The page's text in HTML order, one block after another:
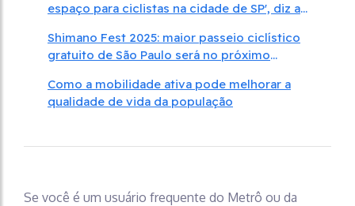
espaço para ciclistas na cidade de SP', diz a
Shimano Fest 2025: maior passeio ciclístico
gratuito de São Paulo será no próximo
Como a mobilidade ativa pode melhorar a
qualidade de vida da população
Se você é um usuário frequente do Metrô ou da